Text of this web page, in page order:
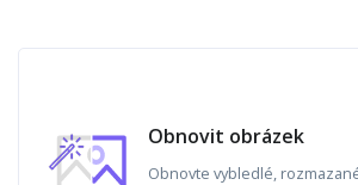
Obnovit obrázek
Obnovte vybledlé,